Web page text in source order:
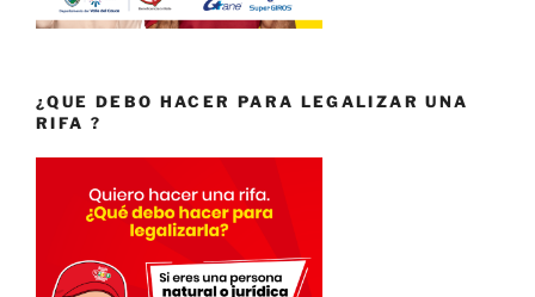
¿QUE DEBO HACER PARA LEGALIZAR UNA
RIFA ?